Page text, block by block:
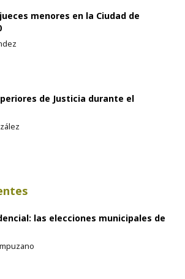
menores en la Ciudad de
de Justicia durante el
las elecciones municipales de